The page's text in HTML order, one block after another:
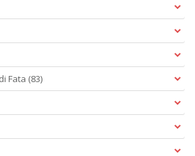
Fata (83)